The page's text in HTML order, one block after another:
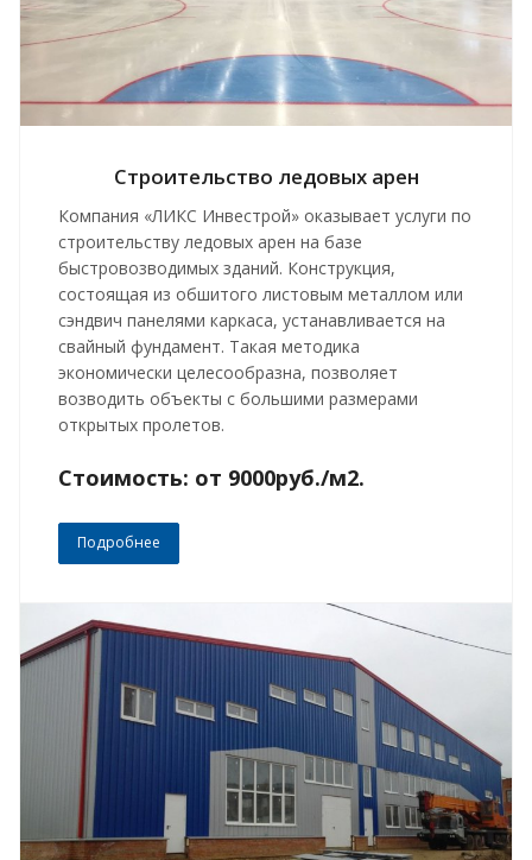
Строительство ледовых арен
Компания «ЛИКС Инвестрой» оказывает услуги по
строительству ледовых арен на базе
быстровозводимых зданий. Конструкция,
состоящая из обшитого листовым металлом или
сэндвич панелями каркаса, устанавливается на
свайный фундамент. Такая методика
экономически целесообразна, позволяет
возводить объекты с большими размерами
открытых пролетов.
Стоимость: от 9000руб./м2.
Подробнее